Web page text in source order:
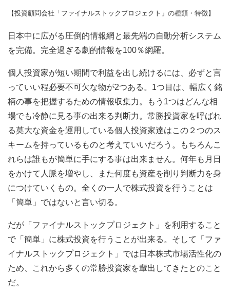
【投資顧問会社「ファイナルストックプロジェクト」の種類・特徴】
日本中に広がる圧倒的情報網と最先端の自動分析システム
を完備。完全過ぎる劇的情報を100％網羅。
個人投資家が短い期間で利益を出し続けるには、必ずと言
っていい程必要不可欠な物が2つある。1つ目は、幅広く銘
柄の事を把握するための情報収集力。もう1つはどんな相
場でも冷静に見る事の出来る判断力。常勝投資家を呼ばれ
る莫大な資金を運用している個人投資家達はこの２つのス
キームを持っているものと考えていいだろう。もちろんこ
れらは誰もが簡単に手にする事は出来ません。何年も月日
をかけて人脈を増やし、また何度も資産を削り判断力を身
につけていくもの。全くの一人で株式投資を行うことは
「簡単」ではないと言い切る。
だが「ファイナルストックプロジェクト」を利用すること
で「簡単」に株式投資を行うことが出来る。そして「ファ
イナルストックプロジェクト」では日本株式市場活性化の
ため、これから多くの常勝投資家を輩出してきたとのこと
だ。